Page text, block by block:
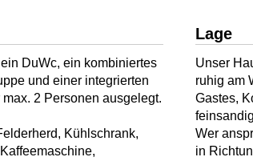
DuWc, ein kombiniertes
und einer integrierten
2 Personen ausgelegt.
Kühlschrank,
Lage
Unser
ruhig am
Gastes,
Wer
in